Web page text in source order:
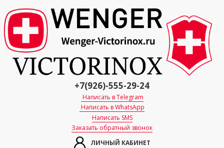
ЛИЧНЫЙ КАБИНЕТ
+7(926)-555-29-24
Написать в Telegram
Написать в WhatsApp
Написать SMS
Заказать обратный звонок